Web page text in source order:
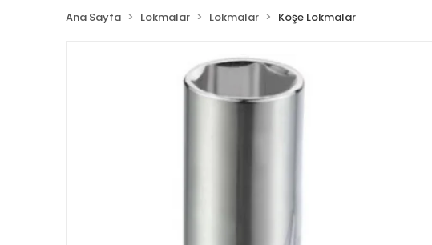
Ana Sayfa Lokmalar Lokmalar Köşe Lokmalar